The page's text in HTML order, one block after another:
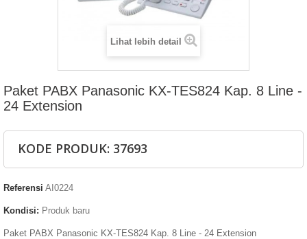
Lihat lebih detail
Paket PABX Panasonic KX-TES824 Kap. 8 Line -
24 Extension
KODE PRODUK: 37693
Referensi AI0224
Kondisi: Produk baru
Paket PABX Panasonic KX-TES824 Kap. 8 Line - 24 Extension